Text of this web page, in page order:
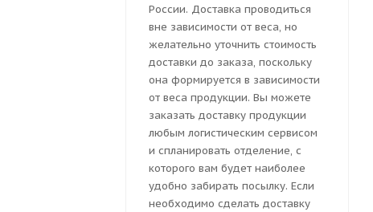
России. Доставка проводиться
вне зависимости от веса, но
желательно уточнить стоимость
доставки до заказа, поскольку
она формируется в зависимости
от веса продукции. Вы можете
заказать доставку продукции
любым логистическим сервисом
и спланировать отделение, с
которого вам будет наиболее
удобно забирать посылку. Если
необходимо сделать доставку